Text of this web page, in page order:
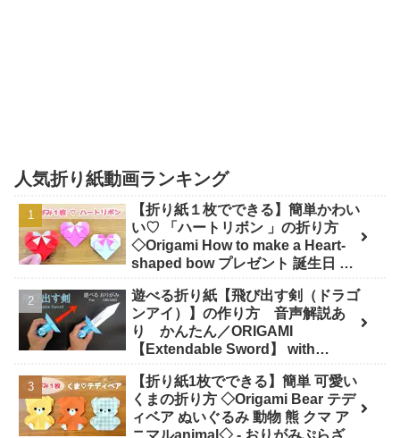
人気折り紙動画ランキング
【折り紙１枚でできる】簡単かわい
い♡ 「ハートリボン 」の折り方
◇Origami How to make a Heart-
shaped bow プレゼント 誕生日 母
がみぷらざ Origami-plaza
遊べる折り紙【飛び出す剣（ドラゴ
ンアイ）】の作り方 音声解説あ
り かんたん／ORIGAMI
【Extendable Sword】 with
【折り紙1枚でできる】簡単 可愛い
くまの折り方 ◇Origami Bear テデ
ィベア ぬいぐるみ 動物 熊 クマ ア
ニマルanimal◇ - おりがみぷらざ